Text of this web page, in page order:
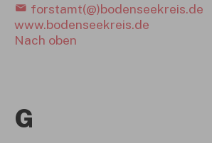
forstamt(@)bodenseekreis.de
www.bodenseekreis.de
Nach oben
G